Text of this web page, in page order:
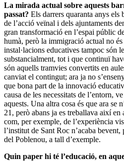
La mirada actual sobre aquests
passat? Els darrers quaranta anys
de l’acció veïnal i dels ajuntaments
gran transformació en l’espai públic
humà, però la immigració actual no
instal·lacions educatives tampoc són
substancialment, tot i que continuï
són aquells tramvies convertits en
canviat el contingut; ara ja no
que bona part de la innovació
causa de les necessitats de l’entorn,
aquests. Una altra cosa és que ara se
21, però abans ja es treballava així en
com, per exemple, de l’experiència
l’institut de Sant Roc n’acaba
del Poblenou, a tall d’exemple.
Quin paper hi té l’educació, en